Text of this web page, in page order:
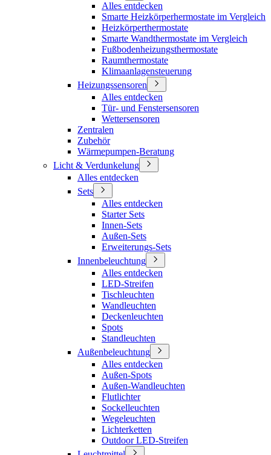
Alles entdecken
Smarte Heizkörperhermostate im Vergleich
Heizkörperthermostate
Smarte Wandthermostate im Vergleich
Fußbodenheizungsthermostate
Raumthermostate
Klimaanlagensteuerung
Heizungssensoren
Alles entdecken
Tür- und Fenstersensoren
Wettersensoren
Zentralen
Zubehör
Wärmepumpen-Beratung
Licht & Verdunkelung
Alles entdecken
Sets
Alles entdecken
Starter Sets
Innen-Sets
Außen-Sets
Erweiterungs-Sets
Innenbeleuchtung
Alles entdecken
LED-Streifen
Tischleuchten
Wandleuchten
Deckenleuchten
Spots
Standleuchten
Außenbeleuchtung
Alles entdecken
Außen-Spots
Außen-Wandleuchten
Flutlichter
Sockelleuchten
Wegeleuchten
Lichterketten
Outdoor LED-Streifen